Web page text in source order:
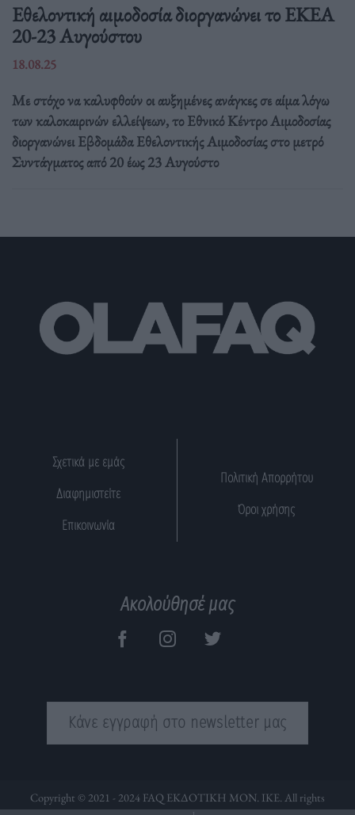
Eθελοντική αιμοδοσία διοργανώνει το ΕΚΕΑ
20-23 Αυγούστου
18.08.25
Με στόχο να καλυφθούν οι αυξημένες ανάγκες σε αίμα λόγω
των καλοκαιρινών ελλείψεων, το Εθνικό Κέντρο Αιμοδοσίας
διοργανώνει Εβδομάδα Εθελοντικής Αιμοδοσίας στο μετρό
Συντάγματος από 20 έως 23 Αυγούστο
Σχετικά με εμάς
Διαφημιστείτε
Επικοινωνία
Πολιτική Απορρήτου
Όροι χρήσης
Ακολούθησέ μας
Κάνε εγγραφή στο newsletter μας
Copyright © 2021 - 2024 FAQ ΕΚΔΟΤΙΚΗ ΜΟΝ. ΙΚΕ. All rights